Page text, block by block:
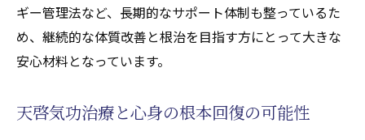
ギー管理法など、長期的なサポート体制も整っているた
め、継続的な体質改善と根治を目指す方にとって大きな
安心材料となっています。
天啓気功治療と心身の根本回復の可能性